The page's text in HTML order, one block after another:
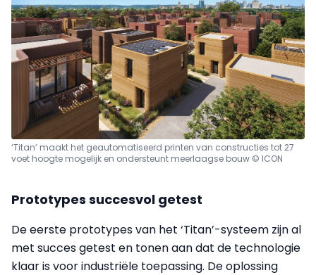
‘Titan’ maakt het geautomatiseerd printen van constructies tot 27
voet hoogte mogelijk en ondersteunt meerlaagse bouw © ICON
Prototypes succesvol getest
De eerste prototypes van het ‘Titan’-systeem zijn al
met succes getest en tonen aan dat de technologie
klaar is voor industriële toepassing. De oplossing